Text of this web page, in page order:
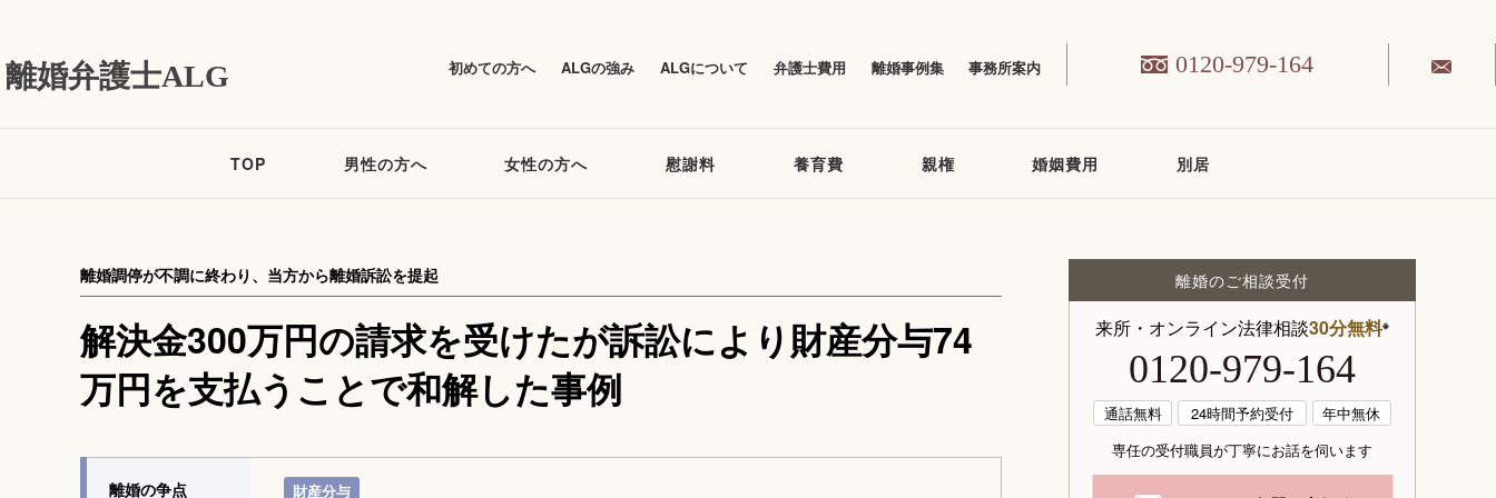
離婚弁護士ALG 初めての方へ ALGの強み ALGについて 弁護士費用 離婚事例集 事務所案内 0120-979-164
TOP 男性の方へ 女性の方へ 慰謝料 養育費 親権 婚姻費用 別居
解決金300万円の請求を受けたが訴訟により財産分与74
万円を支払うことで和解した事例
離婚調停が不調に終わり、当方から離婚訴訟を提起
離婚の争点 財産分与
離婚のご相談受付
来所・オンライン法律相談30分無料※
0120-979-164
通話無料 24時間予約受付
年中無休
専任の受付職員が丁寧にお話を伺います